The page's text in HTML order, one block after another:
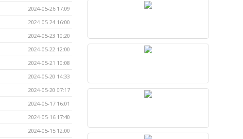
2024-05-26 17:09
2024-05-24 16:00
2024-05-23 10:20
2024-05-22 12:00
2024-05-21 10:08
2024-05-20 14:33
2024-05-20 07:17
2024-05-17 16:01
2024-05-16 17:40
2024-05-15 12:00